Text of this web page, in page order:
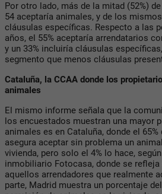
Por otro lado, más de la mitad (52%)
54 aceptaría animales, y de los
cláusulas específicas. Respecto a las
años, el 55% aceptaría arrendatarios
y un 33% incluiría cláusulas
segmento que menos cláusulas
Cataluña, la CCAA donde los
animales
El mismo informe señala que la
los encuestados muestran una mayor
animales es en Cataluña, donde el
asegura aceptar sin problema un
vivienda, pero solo el 4% lo hace,
inmobiliario Fotocasa, donde se
aquellos arrendadores que realmente
parte, Madrid muestra un porcentaje